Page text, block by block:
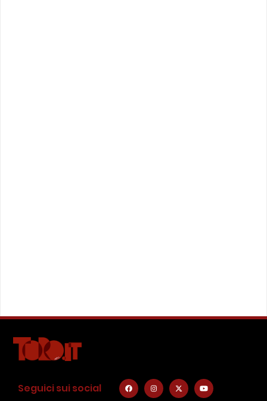
Seguici sui social